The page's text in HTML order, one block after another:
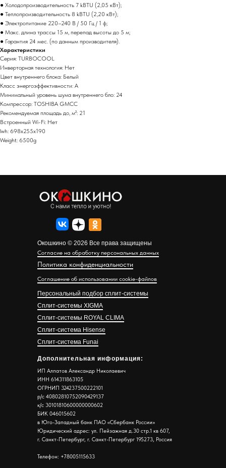
● Холодопроизводительность 7 kBTU (2,05 кВт);
● Теплопроизводительность 8 kBTU (2,20 кВт);
● Электропитание 220–240 В / 50 Гц / 1 ф;
● Макс. длина трассы 15 м, перепад высоты до 5 м;
● Гарантия 24 мес. (по данным производителя).
Характеристики
Серия: TURBOCOOL
Инверторная технология: Нет
Цвет внутреннего блока: Белый
Класс энергоэффективности: A
Минимальный уровень шума внутреннего бло: 24
Компрессор: TOSHIBA GMCC
Рекомендуемая площадь до, м²: 21
Встроенный Wi-Fi: Нет
lwh: 698x255x190
Weight: 6500g
Дополнительная информация:
Персональный подбор сплит-системы
Сплит-системы XIGMA
Сплит-системы ROYAL CLIMA
Сплит-система Hisense
Сплит-система Funai
Окошкино © 2026 Все права защищены
ИП Алпатов Александр Николаевич
ИНН 614311863105
ОГРНИП 324237500222101
р/с 40802810752090429137
к/с 30101810600000000602
БИК 046015602
в Юго-Западный банк ПАО «Сбербанк России»
Юридический адрес: ул. Пейзажная д.30 стр.1 кв 607,
г. Санкт-Петербург, г. Санкт-Петербург 195273, Россия
Телефон: +78005115633
Согласие на обработку персональных данных
Политика конфиденциальности
Соглашение об использовании cookie-файлов